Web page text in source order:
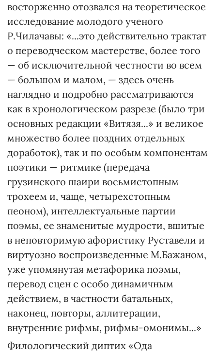
восторженно отозвался на теоретическое
исследование молодого ученого
Р.Чилачавы: «...это действительно трактат
о переводческом мастерстве, более того
— об исключительной честности во всем
— большом и малом, — здесь очень
наглядно и подробно рассматриваются
как в хронологическом разрезе (было три
основных редакции «Витязя...» и великое
множество более поздних отдельных
доработок), так и по особым компонентам
поэтики — ритмике (передача
грузинского шаири восьмистопным
трохеем и, чаще, четырехстопным
пеоном), интеллектуальные партии
поэмы, ее знаменитые мудрости, вшитые
в неповторимую афористику Руставели и
виртуозно воспроизведенные М.Бажаном,
уже упомянутая метафорика поэмы,
перевод сцен с особо динамичным
действием, в частности батальных,
наконец, повторы, аллитерации,
внутренние рифмы, рифмы-омонимы...»
Филологический диптих «Ода